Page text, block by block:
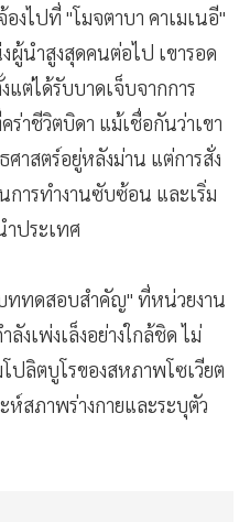
งไปที่ "โมจตาบา คาเมเนอี"
นำสูงสุดคนต่อไป เขารอด
ต่ได้รับบาดเจ็บจากการ
ร่าชีวิตบิดา แม้เชื่อกันว่าเขา
าสตร์อยู่หลังม่าน แต่การสั่ง
การทำงานซับซ้อน และเริ่ม
ำประเทศ
ททดสอบสำคัญ" ที่หน่วยงาน
ลังเพ่งเล็งอย่างใกล้ชิด ไม่
ปลิตบูโรของสหภาพโซเวียต
ห์สภาพร่างกายและระบุตัว